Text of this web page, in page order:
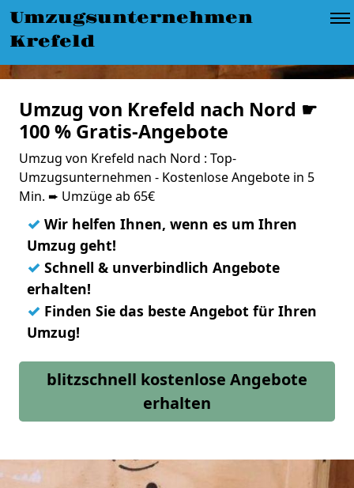
Umzugsunternehmen
Krefeld
Umzug von Krefeld nach Nord ☛
100 % Gratis-Angebote
Umzug von Krefeld nach Nord : Top-
Umzugsunternehmen - Kostenlose Angebote in 5
Min. ➨ Umzüge ab 65€
✓ Wir helfen Ihnen, wenn es um Ihren
Umzug geht!
✓ Schnell & unverbindlich Angebote
erhalten!
✓ Finden Sie das beste Angebot für Ihren
Umzug!
blitzschnell kostenlose Angebote
erhalten